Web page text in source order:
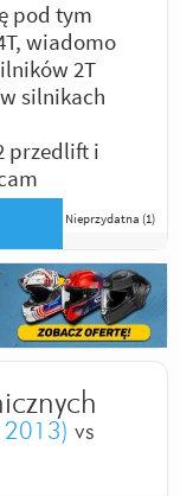
pod tym
wiadomo
2T
silnikach
przedlift i
Nieprzydatna (1)
tyle co nic
2013) vs